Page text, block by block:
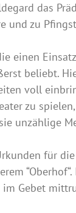
das
und zu
einen
beliebt.
voll
zu
unzählige
für
Gebet